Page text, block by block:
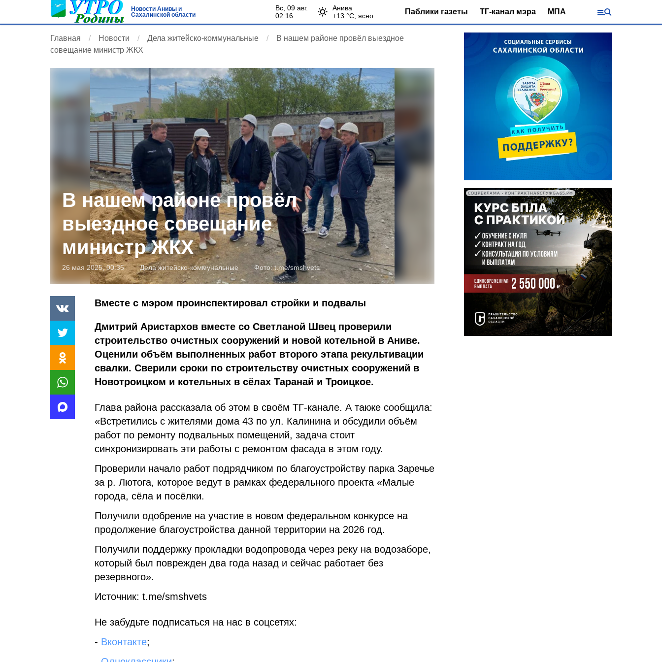
Новости Анивы и
Сахалинской области
вс, 09 авг.
02:16
Анива
+13 °С, ясно Паблики газеты ТГ-канал мэра МПА
Главная Новости Дела житейско-коммунальные
В нашем районе провёл выездное
совещание министр ЖКХ
В нашем районе провёл
выездное совещание
министр ЖКХ
26 мая 2025, 00:36 Дела житейско-коммунальные Фото:t.me/smshvets
Вместе с мэром проинспектировал стройки и подвалы
Дмитрий Аристархов вместе со Светланой Швец проверили
строительство очистных сооружений и новой котельной в Аниве.
Оценили объём выполненных работ второго этапа рекультивации
свалки. Сверили сроки по строительству очистных сооружений в
Новотроицком и котельных в сёлах Таранай и Троицкое.
Глава района рассказала об этом в своём ТГ-канале. А также сообщила:
«Встретились с жителями дома 43 по ул. Калинина и обсудили объём
работ по ремонту подвальных помещений, задача стоит
синхронизировать эти работы с ремонтом фасада в этом году.
Проверили начало работ подрядчиком по благоустройству парка Заречье
за р. Лютога, которое ведут в рамках федерального проекта «Малые
города, сёла и посёлки.
Получили одобрение на участие в новом федеральном конкурсе на
продолжение благоустройства данной территории на 2026 год.
Получили поддержку прокладки водопровода через реку на водозаборе,
который был поврежден два года назад и сейчас работает без
резервного».
Источник: t.me/smshvets
Не забудьте подписаться на нас в соцсетях:
- Вконтакте;
СОЦРЕКЛАМА • КОНТРАКТНАЯСЛУЖБА65.РФ